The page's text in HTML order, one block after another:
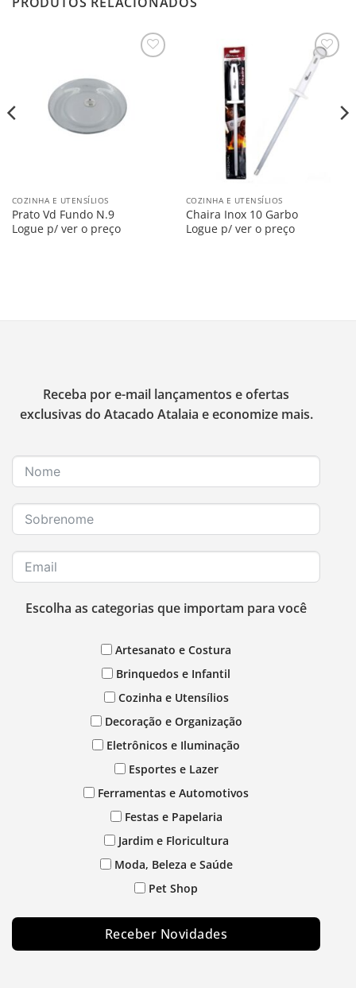
COZINHA E UTENSÍLIOS
Prato Vd Fundo N.9
Logue p/ ver o preço
Salvar
COZINHA E UTENSÍLIOS
Chaira Inox 10 Garbo
Logue p/ ver o preço
Receba por e-mail lançamentos e ofertas
exclusivas do Atacado Atalaia e economize mais.
Escolha as categorias que importam para você
Artesanato e Costura
Brinquedos e Infantil
Cozinha e Utensílios
Decoração e Organização
Eletrônicos e Iluminação
Esportes e Lazer
Ferramentas e Automotivos
Festas e Papelaria
Jardim e Floricultura
Moda, Beleza e Saúde
Pet Shop
Receber Novidades